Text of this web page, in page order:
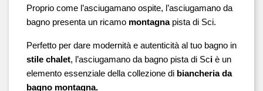
Proprio come l’asciugamano ospite, l’asciugamano da
bagno presenta un ricamo montagna pista di Sci.
stile chalet, l’asciugamano da bagno pista di Sci è un
elemento essenziale della collezione di biancheria da
bagno montagna.